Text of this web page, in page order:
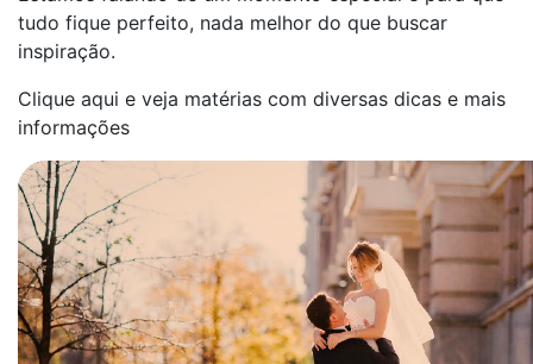
tudo fique perfeito, nada melhor do que buscar
inspiração.
Clique aqui e veja matérias com diversas dicas e mais
informações